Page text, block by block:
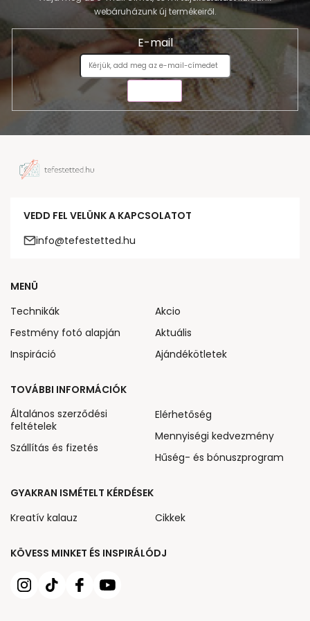
webáruházunk új termékeiről.
E-mail
VEDD FEL VELÜNK A KAPCSOLATOT
info@tefestetted.hu
KÖVESS MINKET ÉS INSPIRÁLÓDJ
MENÜ
Technikák
Festmény fotó alapján
Inspiráció
Akcio
Aktuális
Ajándékötletek
TOVÁBBI INFORMÁCIÓK
Általános szerződési
feltételek
Szállítás és fizetés
Elérhetőség
Mennyiségi kedvezmény
Hűség- és bónuszprogram
GYAKRAN ISMÉTELT KÉRDÉSEK
Kreatív kalauz
Cikkek